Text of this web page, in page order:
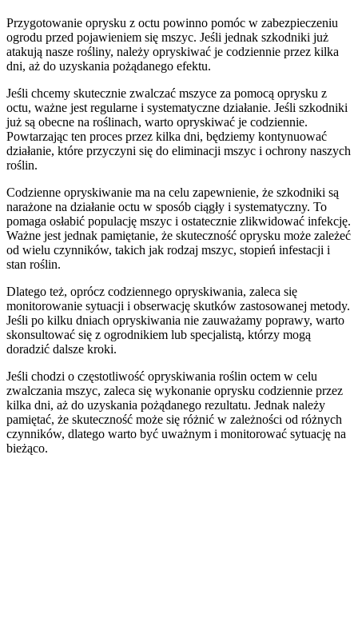
Przygotowanie oprysku z octu powinno pomóc w zabezpieczeniu
ogrodu przed pojawieniem się mszyc. Jeśli jednak szkodniki już
atakują nasze rośliny, należy opryskiwać je codziennie przez kilka
dni, aż do uzyskania pożądanego efektu.
Jeśli chcemy skutecznie zwalczać mszyce za pomocą oprysku z
octu, ważne jest regularne i systematyczne działanie. Jeśli szkodniki
już są obecne na roślinach, warto opryskiwać je codziennie.
Powtarzając ten proces przez kilka dni, będziemy kontynuować
działanie, które przyczyni się do eliminacji mszyc i ochrony naszych
roślin.
Codzienne opryskiwanie ma na celu zapewnienie, że szkodniki są
narażone na działanie octu w sposób ciągły i systematyczny. To
pomaga osłabić populację mszyc i ostatecznie zlikwidować infekcję.
Ważne jest jednak pamiętanie, że skuteczność oprysku może zależeć
od wielu czynników, takich jak rodzaj mszyc, stopień infestacji i
stan roślin.
Dlatego też, oprócz codziennego opryskiwania, zaleca się
monitorowanie sytuacji i obserwację skutków zastosowanej metody.
Jeśli po kilku dniach opryskiwania nie zauważamy poprawy, warto
skonsultować się z ogrodnikiem lub specjalistą, którzy mogą
doradzić dalsze kroki.
Jeśli chodzi o częstotliwość opryskiwania roślin octem w celu
zwalczania mszyc, zaleca się wykonanie oprysku codziennie przez
kilka dni, aż do uzyskania pożądanego rezultatu. Jednak należy
pamiętać, że skuteczność może się różnić w zależności od różnych
czynników, dlatego warto być uważnym i monitorować sytuację na
bieżąco.